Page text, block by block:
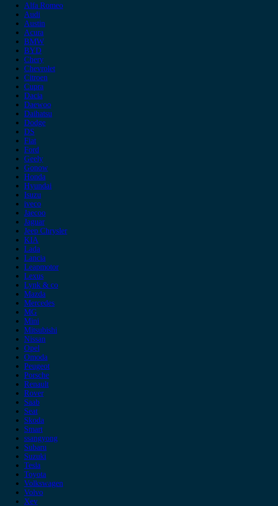
Alfa Romeo
Audi
Austin
Acura
BMW
BYD
Chery
Chevrolet
Citroen
Cupra
Dacia
Daewoo
Daihatsu
Dodge
DS
Fiat
Ford
Geely
Gonow
Honda
Hyundai
Isuzu
iveco
Jaecoo
Jaguar
Jeep Chrysler
KIA
Lada
Lancia
Leapmotor
Lexus
Lynk & co
Mazda
Mercedes
MG
Mini
Mitsubishi
Nissan
Opel
Omoda
Peugeot
Porsche
Renault
Rover
Saab
Seat
Skoda
Smart
ssangyong
Subaru
Suzuki
Tesla
Toyota
Volkswagen
Volvo
Xev